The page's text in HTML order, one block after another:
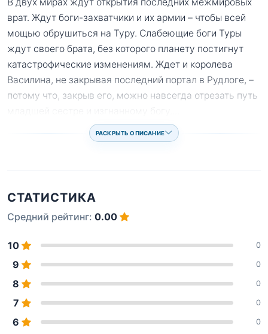
врат. Ждут боги-захватчики и их армии – чтобы всей
мощью обрушиться на Туру. Слабеющие боги Туры
ждут своего брата, без которого планету постигнут
катастрофические изменениям. Ждет и королева
Василина, не закрывая последний портал в Рудлоге, –
потому что, закрыв его, можно навсегда отрезать путь
РАСКРЫТЬ ОПИСАНИЕ
СТАТИСТИКА
Средний рейтинг: 0.00
10 0
9 0
8 0
7 0
6 0